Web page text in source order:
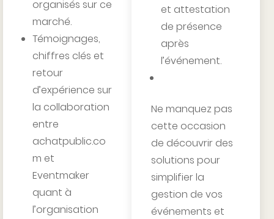
organisés sur ce
marché.
Témoignages,
chiffres clés et
retour
d’expérience sur
la collaboration
entre
achatpublic.co
m et
Eventmaker
quant à
l’organisation
et attestation
de présence
après
l’événement.
Ne manquez pas
cette occasion
de découvrir des
solutions pour
simplifier la
gestion de vos
événements et